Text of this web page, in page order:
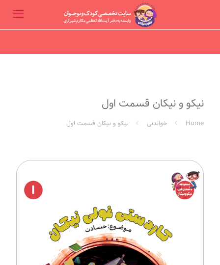
نیکو و نیکان قسمت اول
Home خواندنی نیکو و نیکان قسمت اول